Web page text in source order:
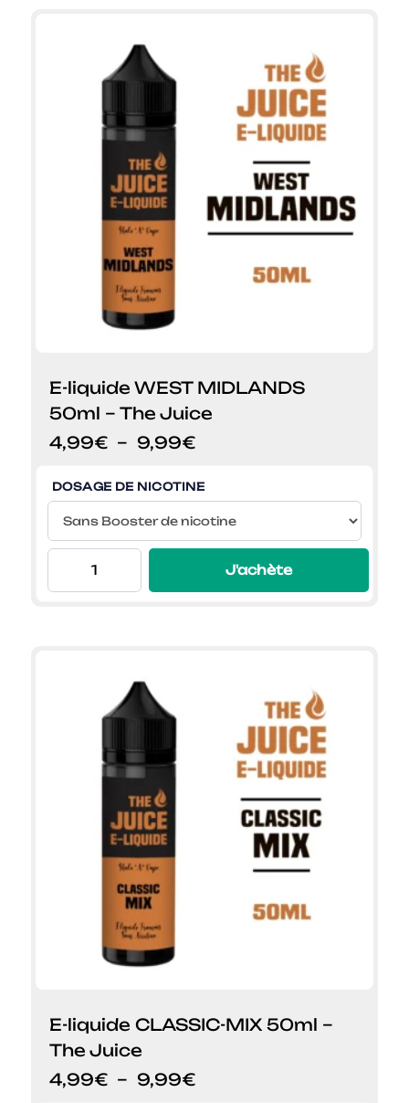
E-liquide WEST MIDLANDS
50ml – The Juice
4,99€ – 9,99€Plage
prix :
4,99€
à
9,99€
DOSAGE DE NICOTINE
J'achète
E-liquide CLASSIC-MIX 50ml –
The Juice
4,99€ – 9,99€Plage